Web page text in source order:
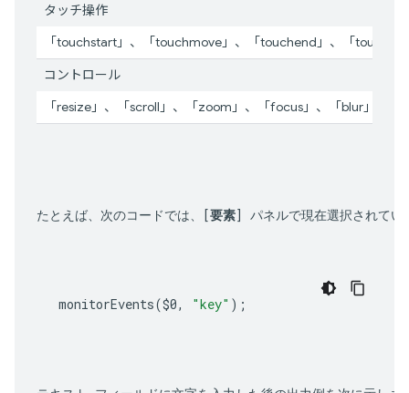
タッチ操作
「touchstart」、「touchmove」、「touchend」、「
コントロール
「resize」、「scroll」、「zoom」、「focus」、「blur」、
たとえば、次のコードでは、[要素] パネルで現在選択されてい
monitorEvents($0, "key" );